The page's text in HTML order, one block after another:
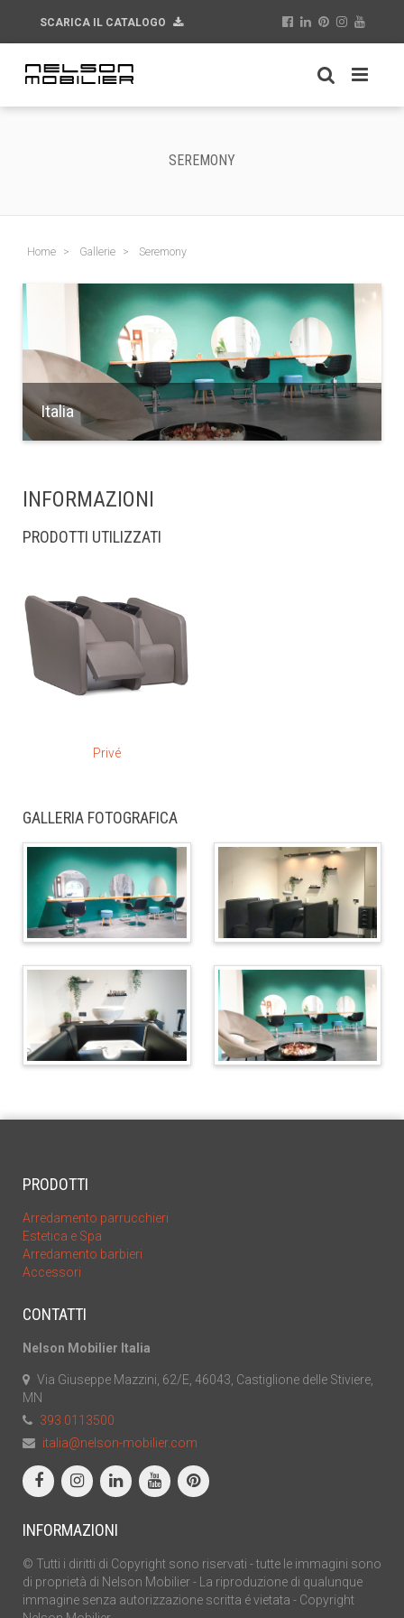
SCARICA IL CATALOGO
SEREMONY
Home Gallerie Seremony
Italia
INFORMAZIONI
PRODOTTI UTILIZZATI
Privé
GALLERIA FOTOGRAFICA
PRODOTTI
Arredamento parrucchieri
Estetica e Spa
Arredamento barbieri
Accessori
CONTATTI
Nelson Mobilier Italia
Via Giuseppe Mazzini, 62/E, 46043, Castiglione delle Stiviere,
MN
393 0113500
italia@nelson-mobilier.com
INFORMAZIONI
© Tutti i diritti di Copyright sono riservati - tutte le immagini sono
di proprietà di Nelson Mobilier - La riproduzione di qualunque
immagine senza autorizzazione scritta é vietata - Copyright